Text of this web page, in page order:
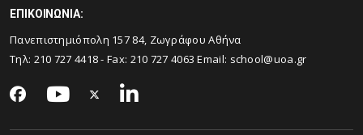
ΕΠΙΚΟΙΝΩΝΙΑ:
Πανεπιστημιόπολη 157 84, Ζωγράφου Αθήνα
Τηλ: 210 727 4418- Fax: 210 727 4063 Email: school@uoa.gr